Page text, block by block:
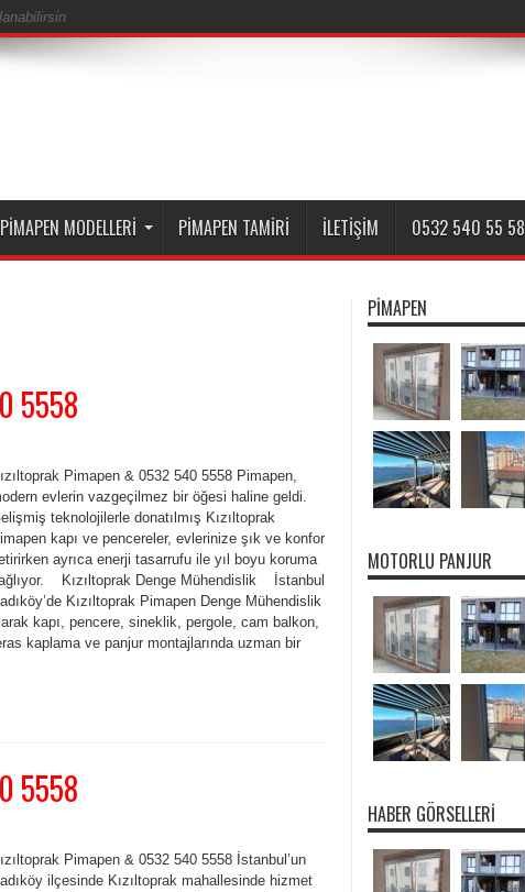
PIMAPEN MODELLERI PIMAPEN TAMIRI İLETIŞIM 0532 540 55 58
5558
Pimapen & 0532 540 5558 Pimapen,
evlerin vazgeçilmez bir öğesi haline geldi.
teknolojilerle donatılmış Kızıltoprak
kapı ve pencereler, evlerinize şık ve konfor
ayrıca enerji tasarrufu ile yıl boyu koruma
Kızıltoprak Denge Mühendislik İstanbul
Kızıltoprak Pimapen Denge Mühendislik
kapı, pencere, sineklik, pergole, cam balkon,
kaplama ve panjur montajlarında uzman bir
5558
Pimapen & 0532 540 5558 İstanbul’un
ilçesinde Kızıltoprak mahallesinde hizmet
PIMAPEN
MOTORLU PANJUR
HABER GÖRSELLERI